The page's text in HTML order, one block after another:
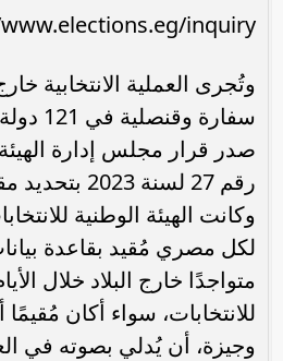
سفارة
صدر قرار مجلس إدارة الهيئة
رقم 27 لسنة
وكانت الهيئة الوطنية
لكل مصري مُقيد بقاعدة
متواجدًا خارج البلاد خلال
للانتخابات، سواء أكان
وجيزة، أن يُدلي بصوته في